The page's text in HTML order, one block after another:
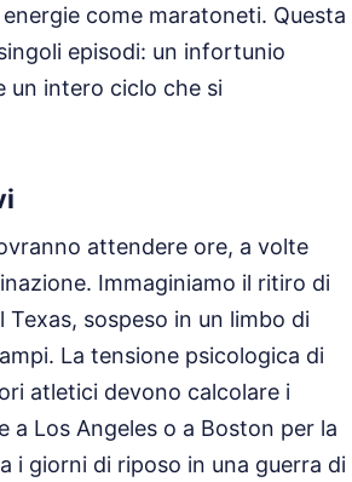
come maratoneti. Questa
episodi: un infortunio
un intero ciclo che si
attendere ore, a volte
Immaginiamo il ritiro di
sospeso in un limbo di
La tensione psicologica di
atletici devono calcolare i
a Los Angeles o a Boston per la
i giorni di riposo in una guerra di